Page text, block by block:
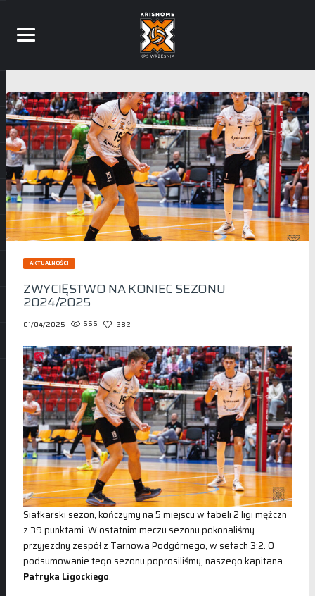
AKTUALNOŚCI
ZWYCIĘSTWO NA KONIEC SEZONU
2024/2025
01/04/2025 656 282
Siatkarski sezon, kończymy na 5 miejscu w tabeli 2 ligi mężczn
z 39 punktami. W ostatnim meczu sezonu pokonaliśmy
przyjezdny zespół z Tarnowa Podgórnego, w setach 3:2. O
podsumowanie tego sezonu poprosiliśmy, naszego kapitana
Patryka Ligockiego.